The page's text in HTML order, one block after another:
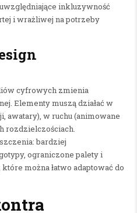
inkluzywność
i wrażliwej na potrzeby
cyfrowych zmienia
Elementy muszą działać w
awatary), w ruchu (animowane
rozdzielczościach.
bardziej
ograniczone palety i
można łatwo adaptować do